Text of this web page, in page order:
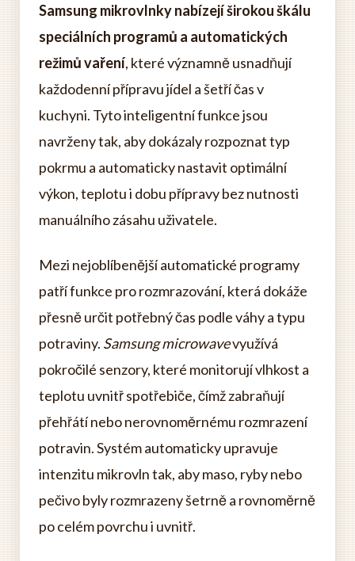
Samsung mikrovlnky nabízejí širokou škálu
speciálních programů a automatických
režimů vaření, které významně usnadňují
každodenní přípravu jídel a šetří čas v
kuchyni. Tyto inteligentní funkce jsou
navrženy tak, aby dokázaly rozpoznat typ
pokrmu a automaticky nastavit optimální
výkon, teplotu i dobu přípravy bez nutnosti
manuálního zásahu uživatele.
Mezi nejoblíbenější automatické programy
patří funkce pro rozmrazování, která dokáže
přesně určit potřebný čas podle váhy a typu
potraviny. Samsung microwavevyužívá
pokročilé senzory, které monitorují vlhkost a
teplotu uvnitř spotřebiče, čímž zabraňují
přehřátí nebo nerovnoměrnému rozmrazení
potravin. Systém automaticky upravuje
intenzitu mikrovln tak, aby maso, ryby nebo
pečivo byly rozmrazeny šetrně a rovnoměrně
po celém povrchu i uvnitř.